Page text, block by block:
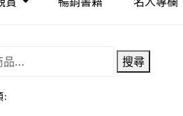
搜尋
: